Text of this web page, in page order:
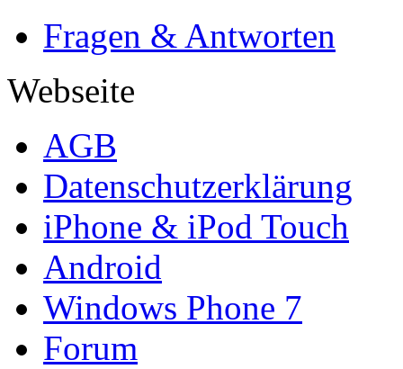
Fragen & Antworten
Webseite
AGB
Datenschutzerklärung
iPhone & iPod Touch
Android
Windows Phone 7
Forum